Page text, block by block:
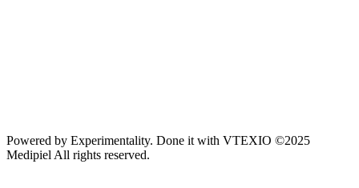
Powered by Experimentality. Done it with VTEXIO ©2025
Medipiel All rights reserved.